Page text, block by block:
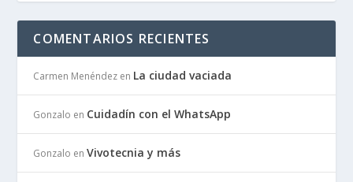
COMENTARIOS RECIENTES
Carmen Menéndez en La ciudad vaciada
Gonzalo en Cuidadín con el WhatsApp
Gonzalo enVivotecnia y más